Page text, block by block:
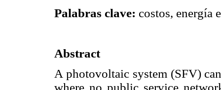
Palabras clave: costos, energía
Abstract
A photovoltaic system (SFV)